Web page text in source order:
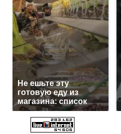
Не ешьте эту
готовую еду из
магазина: список